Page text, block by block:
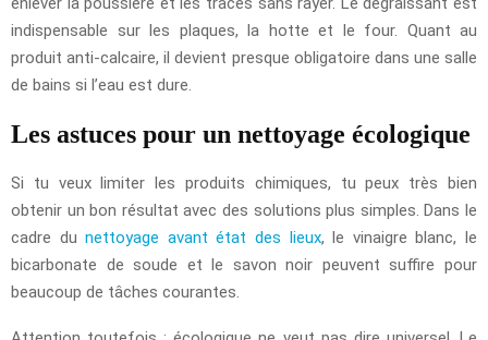
indispensable sur les plaques, la hotte et le four. Quant au
produit anti-calcaire, il devient presque obligatoire dans une salle
de bains si l’eau est dure.
Les astuces pour un nettoyage écologique
Si tu veux limiter les produits chimiques, tu peux très bien
obtenir un bon résultat avec des solutions plus simples. Dans le
cadre dunettoyage avant état des lieux, le vinaigre blanc, le
bicarbonate de soude et le savon noir peuvent suffire pour
beaucoup de tâches courantes.